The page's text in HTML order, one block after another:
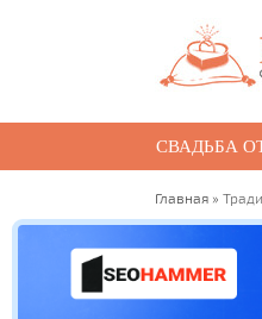
СВАДЬБА
Главная »